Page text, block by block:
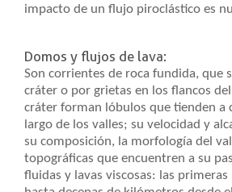
impacto de un flujo piroclástico es
Domos y flujos de lava:
Son corrientes de roca fundida, que
cráter o por grietas en los flancos
cráter forman lóbulos que tienden a
largo de los valles; su velocidad y
su composición, la morfología del
topográficas que encuentren a su
fluidas y lavas viscosas: las